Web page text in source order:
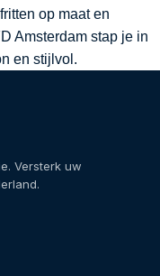
op maat en
Amsterdam stap je in
en stijlvol.
Versterk uw